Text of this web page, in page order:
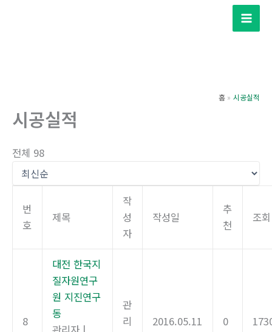
홈 시공실적
시공실적
전체 98
번
호
제목
작
성
자
작성일
추
천
조회
8
대전 한국지
질자원연구
원 지진연구
동
관
리
2016.05.11 0